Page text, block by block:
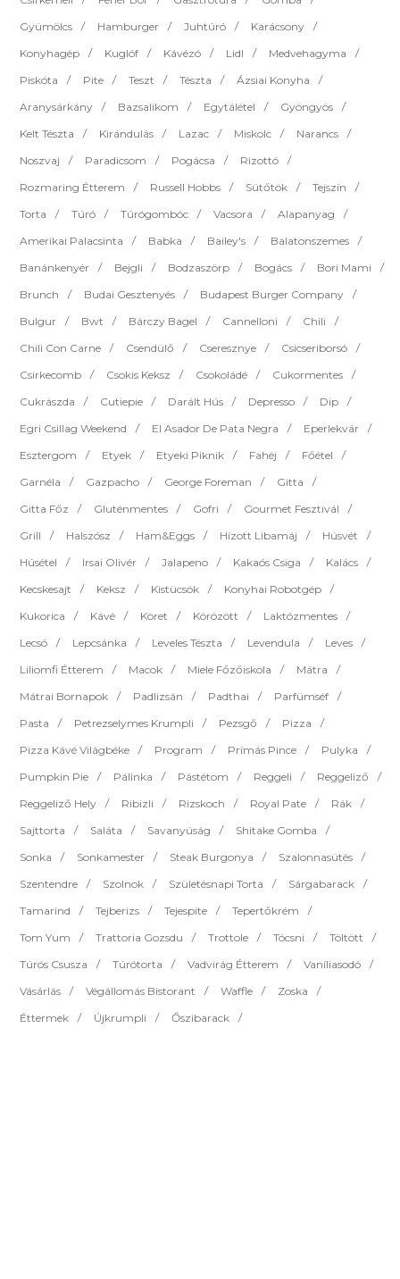
Gyümölcs
Hamburger Juhtúró
Karácsony
Konyhagép
Kuglóf Kávézó Lidl
Medvehagyma
Piskóta
Pite Teszt Tészta
Ázsiai Konyha
Aranysárkány
Bazsalikom Egytálétel
Gyöngyös
Kelt Tészta
Kirándulás Lazac Miskolc
Narancs
Noszvaj
Paradicsom Pogácsa
Rizottó
Rozmaring Étterem
Russell Hobbs Sütőtök
Tejszín
Torta
Túró Túrógombóc Vacsora
Alapanyag
Amerikai Palacsinta
Babka Bailey's
Balatonszemes
Banánkenyér
Bejgli Bodzaszörp Bogács
Bori Mami
Brunch
Budai Gesztenyés
Budapest Burger Company
Bulgur
Bwt Bárczy Bagel Cannelloni
Chili
Chili Con Carne
Csendülő Cseresznye
Csicseriborsó
Csirkecomb
Csokis Keksz Csokoládé
Cukormentes
Cukrászda
Cutiepie Darált Hús Depresso
Dip
Egri Csillag Weekend
El Asador De Pata Negra
Eperlekvár
Esztergom
Etyek Etyeki Piknik Fahéj
Főétel
Garnéla
Gazpacho George Foreman
Gitta
Gitta Főz
Gluténmentes Gofri
Gourmet Fesztivál
Grill
Halszósz Ham&eggs Hízott Libamáj
Húsvét
Húsétel
Irsai Olivér Jalapeno Kakaós Csiga
Kalács
Kecskesajt
Keksz Kistücsök
Konyhai Robotgép
Kukorica
Kávé Köret Körözött
Laktózmentes
Lecsó
Lepcsánka Leveles Tészta Levendula
Leves
Liliomfi Étterem
Macok Miele Főzőiskola
Mátra
Mátrai Bornapok
Padlizsán Padthai
Parfümséf
Pasta
Petrezselymes Krumpli Pezsgő
Pizza
Pizza Kávé Világbéke
Program Prímás Pince
Pulyka
Pumpkin Pie
Pálinka Pástétom Reggeli
Reggeliző
Reggeliző Hely
Ribizli Rizskoch Royal Pate
Rák
Sajttorta
Saláta Savanyúság
Shitake Gomba
Sonka
Sonkamester Steak Burgonya
Szalonnasütés
Szentendre
Szolnok Születésnapi Torta
Sárgabarack
Tamarind
Tejberizs Tejespite
Tepertőkrém
Tom Yum
Trattoria Gozsdu Trottole Tócsni
Töltött
Túrós Csusza
Túrótorta Vadvirág Étterem
Vaníliasodó
Vásárlás
Végállomás Bistorant Waffle
Zoska
Éttermek
Újkrumpli Őszibarack